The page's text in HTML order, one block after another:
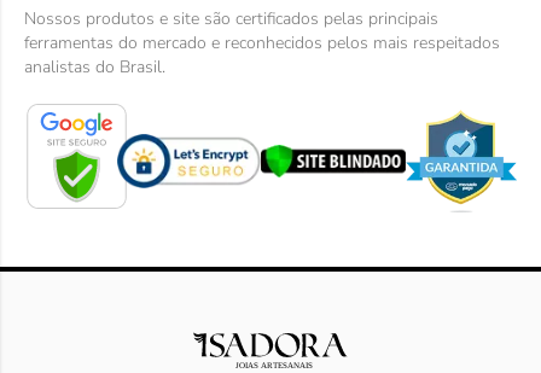
Nossos produtos e site são certificados pelas principais
ferramentas do mercado e reconhecidos pelos mais respeitados
analistas do Brasil.